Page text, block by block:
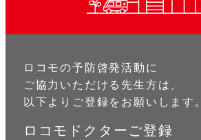
ロコモの予防啓発活動に
ご協力いただける先生方は、
以下よりご登録をお願いします。
ロコモドクターご登録